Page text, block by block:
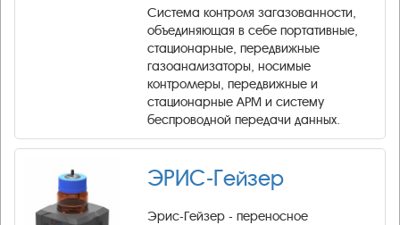
Система контроля загазованности,
объединяющая в себе портативные,
стационарные, передвижные
газоанализаторы, носимые
контроллеры, передвижные и
стационарные АРМ и систему
беспроводной передачи данных.
ЭРИС-Гейзер
Эрис-Гейзер - переносное